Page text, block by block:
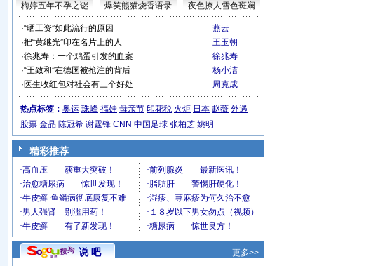
梅婷五年不孕之谜 爆笑熊猫烧香语录 夜色撩人雪色斑斓
·“晒工资”如此流行的原因
燕云
·把“黄继光”印在名片上的人
王玉朝
·徐兆寿：一个鸡蛋引发的血案
徐兆寿
·“王致和”在德国被抢注的背后
杨小洁
· 医生收红包对社会有三个好处 周克成
热点标签： 奥运 珠峰 福娃 母亲节 印花税 火炬 日本 赵薇 外遇
股票 金晶 陈冠希 谢霆锋 CNN 中国足球 张柏芝 姚明
精彩推荐
说 吧 更多>>